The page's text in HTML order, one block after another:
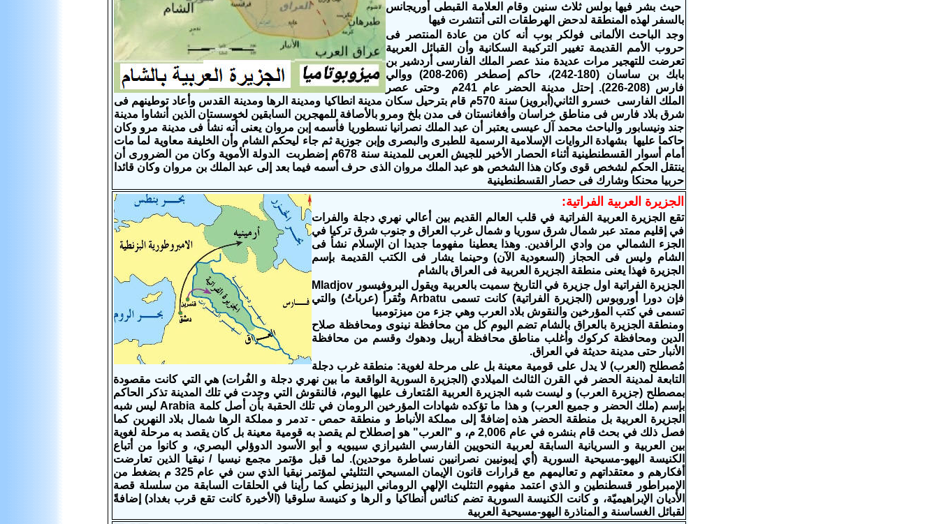
حيث بشر فيها بولس ثلاث سنين وقام العلامة القبطى أوريجانس
بالسفر لهذه المنطقة لدحض الهرطقات التى أنتشرت فيها
وجد الباحث الألمانى فولكر بوب أنه كان من عادة المنتصر فى
حروب الأمم القديمة تغيير التركيبة السكانية وأن القبائل العربية
تعرضت للتهجير مرات عديدة منذ عصر الملك الفارسى أردشير بن
بابك بن ساسان (180-242)، حاكم إصطخر (206-208) ووالي
فارس (208-226). إحتل مدينة الحضر عام 241م وحتى عصر
الملك الفارسى خسرو الثاني(أبرويز) سنة 570م قام بترحيل سكان مدينة انطاكيا ومدينة الرها ومدينة القدس وأعاد توطينهم فى
شرق بلاد فارس فى مناطق خراسان وأفغانستان فى مدن بلخ ومرو بالأصافة للمهجرين السابقين لخوسستان الذين أنشاوا مدينة
جند ونيسابور والباحث محمد آل عيسى يعتبر أن عبد الملك نصرانيا نسطوريا فأسمه إبن مروان يعنى أنه نشأ فى مدينة مرو وكان
حاكما عليها بشهادة الروايات الإسلامية الرسمية للطبرى والبصرى وإبن جوزية ثم جاء ليحكم الشام وأن الخليفة معاوية لما مات
أمام أسوار القسطنطينية أثناء الحصار الأخير للجيش العربى للمدينة سنة 678م إضطربت الدولة الأموية وكان من الضرورى أن
ينتقل الحكم لشخص قوى وكان هذا الشخص هو عبد الملك مروان الذى حرف أسمه فيما بعد إلى عبد الملك بن مروان وكان قائدا
حربيا محنكا وشارك فى حصار القسطنطينية
الجزيرة العربية الفراتية:
تقع الجزيرة العربية الفراتية في قلب العالم القديم بين أعالي نهري دجلة والفرات
في إقليم ممتد عبر شمال شرق سوريا و شمال غرب العراق و جنوب شرق تركيا في
الجزء الشمالي من وادي الرافدين. وهذا يعطينا مفهوما جديدا ان الإسلام نشأ فى
الشام وليس فى الحجاز (السعودية الآن) وحينما يشار فى الكتب القديمة بإسم
الجزيرة فهذا يعنى منطقة الجزيرة العربية فى العراق بالشام
الجزيرة الفراتية اول جزيرة في التاريخ سميت بالعربية ويقول البروفيسور Mladjov
فإن دورا أوروبوس (الجزيرة الفراتية) كانت تسمى Arbatu وتُقرأ (عرباتُ) والتي
تسمى في كتب المؤرخين والنقوش بلاد العرب وهي جزء من ميزتومبيا
ومنطقة الجزيرة بالعراق بالشام تضم اليوم كل من محافظة نينوى ومحافظة صلاح
الدين ومحافظة كركوك وأغلب مناطق محافظة أربيل ودهوك وقسم من محافظة
الأنبار حتى مدينة حديثة في العراق.
مُصطلح (العرب) لا يدل على قومية معينة بل على مرحلة لغوية: منطقة غرب دجلة
التابعة لمدينة الحضر في القرن الثالث الميلادي (الجزيرة السورية الواقعة ما بين نهري دجلة و الفُرات) هي التي كانت مقصودة
بمصطلح (جزيرة العرب) و ليست شبه الجزيرة العربية المُتعارف عليها اليوم، فالنقوش التي وجدت في تلك المدينة تذكر الحاكم
بإسم (ملك الحضر و جميع العرب) و هذا ما تؤكده شهادات المؤرخين الرومان في تلك الحقبة بأن أصل كلمة Arabia ليس شبه
الجزيرة العربية بل منطقة الحضر هذه إضافةً إلى مملكة الأنباط و منطقة حمص - تدمر و مملكة الرها شمال بلاد النهرين كما
فصل ذلك في بحث قام بنشره في عام 2,006 م، و "العرب" هو إصطلاح لم يقصد به قومية معينة بل كان يقصد به مرحلة لغوية
بين العربية و السريانية السابقة لعربية النحويين الفارسي الشيرازي سيبويه و أبو الأسود الدوؤلي البصري، و كانوا من أتباع
الكنيسة اليهو-مسيحية السورية (أي إيبونيين نصرانيين نساطرة موحدين). لما قبل مؤتمر مجمع نيسيا / نيقيا الذين تعارضت
أفكارهم و معتقداتهم و تعاليمهم مع قرارات قانون الإيمان المسيحي التثليثي لمؤتمر نيقيا الذي سن في عام 325 م بضغط من
الإمبراطور قسطنطين و الذي اعتمد مفهوم التثليث الإلهي الروماني البيزنطي كما رأينا في الحلقات السابقة من سلسلة قصة
الأديان الإبراهيميّة، و كانت الكنيسة السورية تضم كنائس أنطاكيا و الرها و كنيسة سلوقيا (الأخيرة كانت تقع قرب بغداد) إضافةً
لقبائل الغساسنة و المناذرة اليهو-مسيحية العربية